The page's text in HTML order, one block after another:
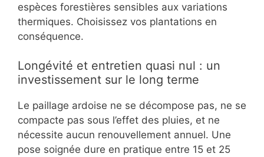
espèces forestières sensibles aux variations
thermiques. Choisissez vos plantations en
conséquence.
Longévité et entretien quasi nul : un
investissement sur le long terme
Le paillage ardoise ne se décompose pas, ne se
compacte pas sous l’effet des pluies, et ne
nécessite aucun renouvellement annuel. Une
pose soignée dure en pratique entre 15 et 25